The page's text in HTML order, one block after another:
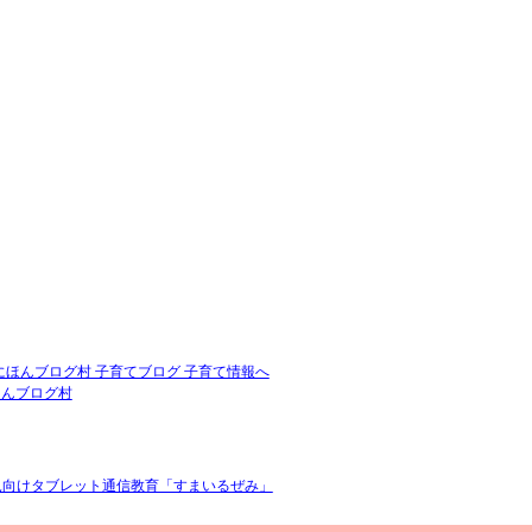
ブログ村
けタブレット通信教育「すまいるぜみ」